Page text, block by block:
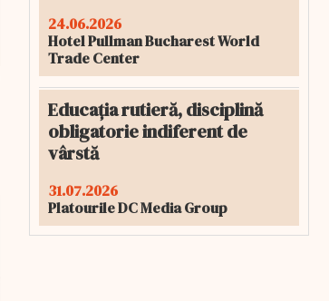
24.06.2026
Hotel Pullman Bucharest World
Trade Center
Educația rutieră, disciplină
obligatorie indiferent de
vârstă
31.07.2026
Platourile DC Media Group